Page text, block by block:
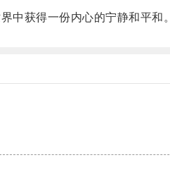
获得一份内心的宁静和平和。